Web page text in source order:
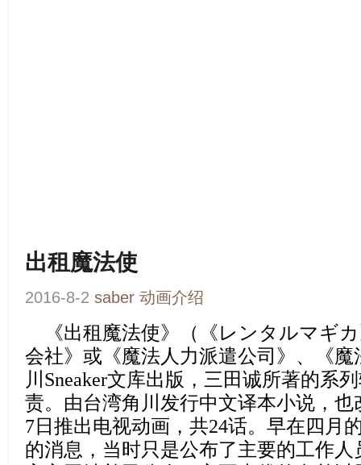
出租魔法使
2016-8-2 saber 动画介绍
《出租魔法使》
（《レンタルマギ
会社》或《魔法人力派遣公司》、《
川Sneaker文库出版，三田诚所著的系
责。由台湾角川发行中文译本小说，也
7日推出电视动画，共24话。早在四月
的消息，当时只是公布了主要的工作